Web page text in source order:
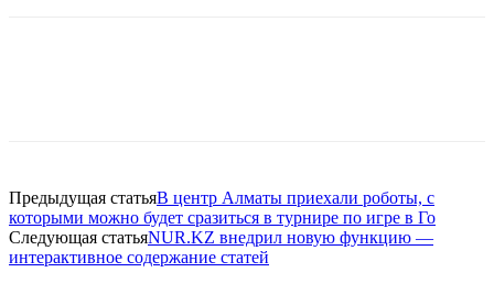
Предыдущая статьяВ центр Алматы приехали роботы, с
которыми можно будет сразиться в турнире по игре в Го
Следующая статьяNUR.KZ внедрил новую функцию —
интерактивное содержание статей